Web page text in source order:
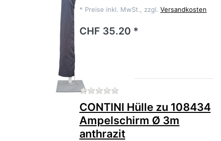
* Preise inkl. MwSt., zzgl. Versandkosten
CHF 35.20 *
Zu diesem Produkt liegen
CONTINI Hülle zu 108434
Ampelschirm Ø 3m
anthrazit